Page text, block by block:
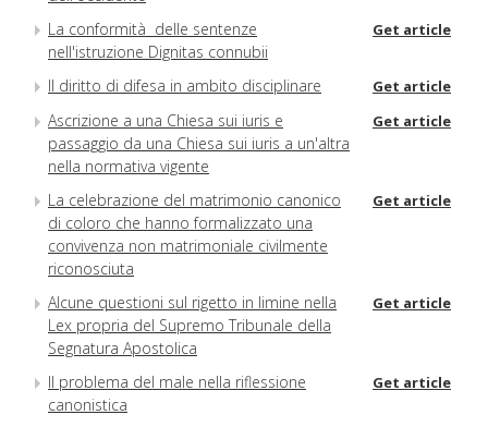
La conformità delle sentenze
nell'istruzione Dignitas connubii
Get article
Il diritto di difesa in ambito disciplinare Get article
Ascrizione a una Chiesa sui iuris e
passaggio da una Chiesa sui iuris a un'altra
nella normativa vigente
Get article
La celebrazione del matrimonio canonico
di coloro che hanno formalizzato una
convivenza non matrimoniale civilmente
riconosciuta
Get article
Alcune questioni sul rigetto in limine nella
Lex propria del Supremo Tribunale della
Segnatura Apostolica
Get article
Il problema del male nella riflessione
canonistica
Get article